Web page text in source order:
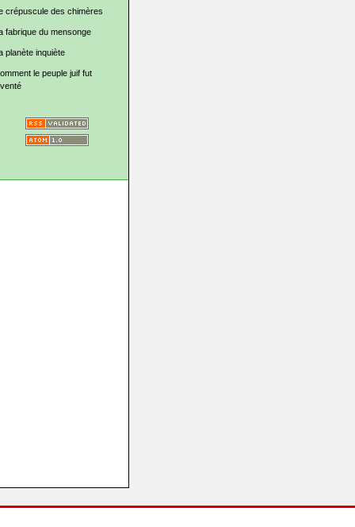
crépuscule des chimères
fabrique du mensonge
planète inquiète
le peuple juif fut